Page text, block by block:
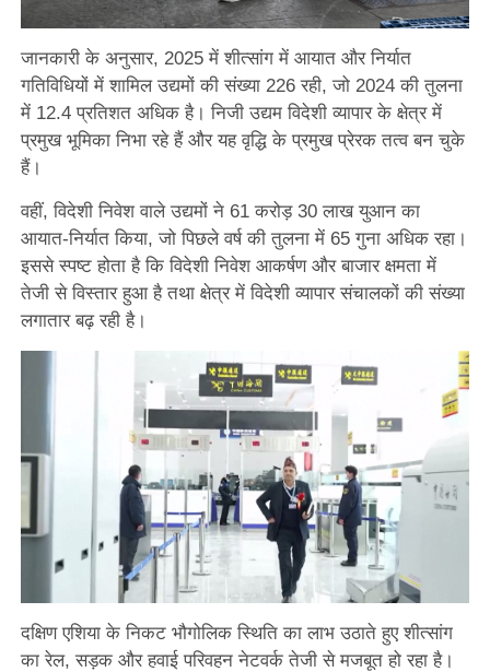
जानकारी के अनुसार, 2025 में शीत्सांग में आयात और निर्यात
गतिविधियों में शामिल उद्यमों की संख्या 226 रही, जो 2024 की तुलना
में 12.4 प्रतिशत अधिक है। निजी उद्यम विदेशी व्यापार के क्षेत्र में
प्रमुख भूमिका निभा रहे हैं और यह वृद्धि के प्रमुख प्रेरक तत्व बन चुके
हैं।
वहीं, विदेशी निवेश वाले उद्यमों ने 61 करोड़ 30 लाख युआन का
आयात-निर्यात किया, जो पिछले वर्ष की तुलना में 65 गुना अधिक रहा।
इससे स्पष्ट होता है कि विदेशी निवेश आकर्षण और बाजार क्षमता में
तेजी से विस्तार हुआ है तथा क्षेत्र में विदेशी व्यापार संचालकों की संख्या
लगातार बढ़ रही है।
दक्षिण एशिया के निकट भौगोलिक स्थिति का लाभ उठाते हुए शीत्सांग
का रेल, सड़क और हवाई परिवहन नेटवर्क तेजी से मजबूत हो रहा है।